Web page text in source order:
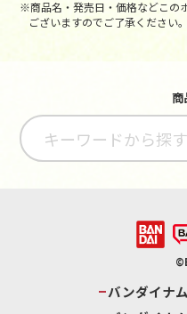
※商品名・発売日・価格などこの
ございますのでご了承ください。
商
バンダイナ